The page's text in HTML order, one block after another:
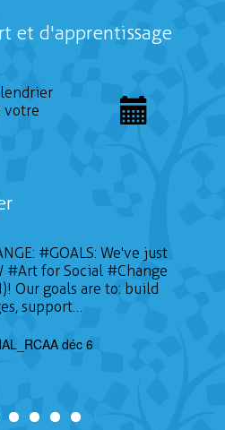
et d'apprentissage
votre
: #GOALS: We've just
#Art for Social #Change
Our goals are to: build
support…
déc 6